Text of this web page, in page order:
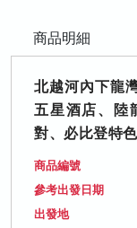
商品明細
北越河內下龍
五星酒店、陸
對、必比登特
商品編號
參考出發日期
出發地